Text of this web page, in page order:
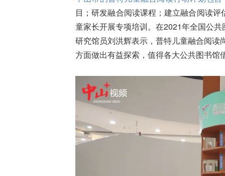
目；研发融合阅读课程；建立融合阅读
童家长开展专项培训。在2021年全国公
研究馆员刘洪辉表示，普特儿童融合阅读
方面做出有益探索，值得各大公共图书馆